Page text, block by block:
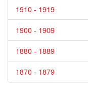
1910 - 1919
1900 - 1909
1880 - 1889
1870 - 1879